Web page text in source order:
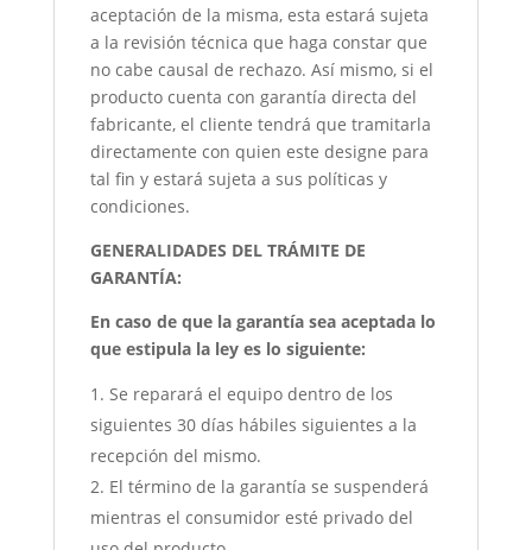
aceptación de la misma, esta estará sujeta
a la revisión técnica que haga constar que
no cabe causal de rechazo. Así mismo, si el
producto cuenta con garantía directa del
fabricante, el cliente tendrá que tramitarla
directamente con quien este designe para
tal fin y estará sujeta a sus políticas y
condiciones.
GENERALIDADES DEL TRÁMITE DE
GARANTÍA:
En caso de que la garantía sea aceptada lo
que estipula la ley es lo siguiente:
Se reparará el equipo dentro de los
siguientes 30 días hábiles siguientes a la
recepción del mismo.
El término de la garantía se suspenderá
mientras el consumidor esté privado del